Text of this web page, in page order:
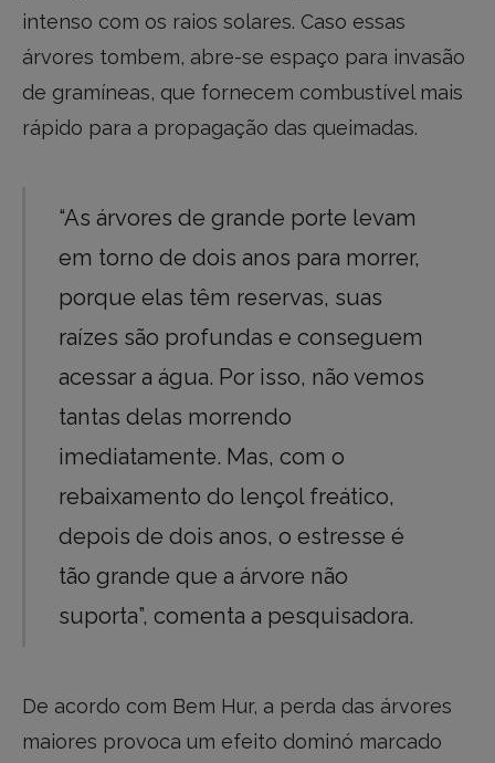
intenso com os raios solares. Caso essas
árvores tombem, abre-se espaço para invasão
de gramíneas, que fornecem combustível mais
rápido para a propagação das queimadas.
“As árvores de grande porte levam
em torno de dois anos para morrer,
porque elas têm reservas, suas
raízes são profundas e conseguem
acessar a água. Por isso, não vemos
tantas delas morrendo
imediatamente. Mas, com o
rebaixamento do lençol freático,
depois de dois anos, o estresse é
tão grande que a árvore não
suporta”, comenta a pesquisadora.
De acordo com Bem Hur, a perda das árvores
maiores provoca um efeito dominó marcado